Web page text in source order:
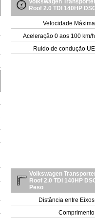
Roof 2.0 TDI 140HP
Velocidade
Aceleração 0 aos 100 km/
Ruído de condução
Volkswagen
Roof 2.0 TDI 140HP
Peso
Distância entre